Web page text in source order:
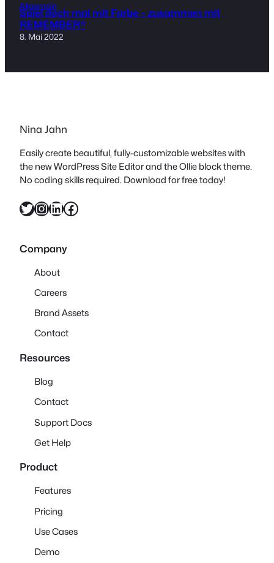
Allgemein
Spiel doch mal mit Farbe – zusammen mit
REMEMBER®
8. Mai 2022
Nina Jahn
Easily create beautiful, fully-customizable websites with
the new WordPress Site Editor and the Ollie block theme.
No coding skills required. Download for free today!
Twitter InstagramLinkedIn Facebook
Company
About
Careers
Brand Assets
Contact
Resources
Blog
Contact
Support Docs
Get Help
Product
Features
Pricing
Use Cases
Demo